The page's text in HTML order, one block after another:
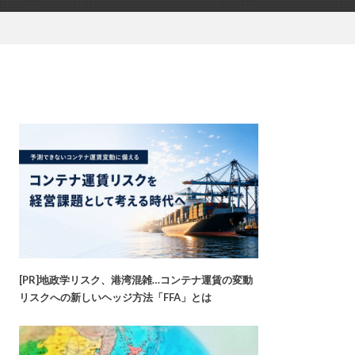
[PR]地政学リスク、港湾混雑…コンテナ運賃の変動
リスクへの新しいヘッジ方法「FFA」とは